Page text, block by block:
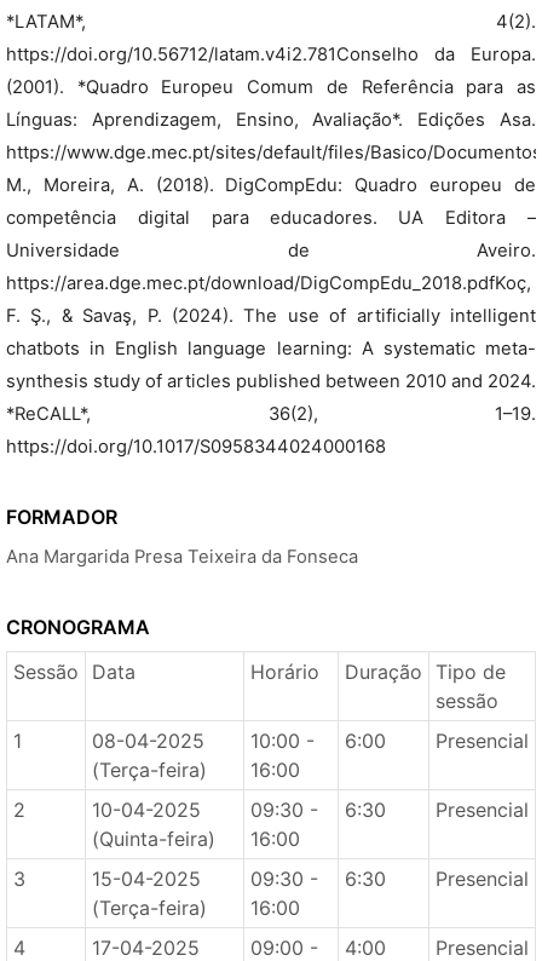
*LATAM*, 4(2).
https://doi.org/10.56712/latam.v4i2.781Conselho da Europa.
(2001). *Quadro Europeu Comum de Referência para as
Línguas: Aprendizagem, Ensino, Avaliação*. Edições Asa.
https://www.dge.mec.pt/sites/default/files/Basico/
M., Moreira, A. (2018). DigCompEdu: Quadro europeu de
competência digital para educadores. UA Editora –
Universidade de Aveiro.
https://area.dge.mec.pt/download/DigCompEdu_2018.pdfKoç,
F. Ş., & Savaş, P. (2024). The use of artificially intelligent
chatbots in English language learning: A systematic meta-
synthesis study of articles published between 2010 and 2024.
*ReCALL*, 36(2), 1–19.
https://doi.org/10.1017/S0958344024000168
FORMADOR
Ana Margarida Presa Teixeira da Fonseca
CRONOGRAMA
Sessão
Data Horário Duração Tipo de
sessão
1
08-04-2025
(Terça-feira)
10:00 -
16:00
6:00 Presencial
2
10-04-2025
(Quinta-feira)
09:30 -
16:00
6:30 Presencial
3
15-04-2025
(Terça-feira)
09:30 -
16:00
6:30 Presencial
4
17-04-2025
09:00 -
4:00 Presencial